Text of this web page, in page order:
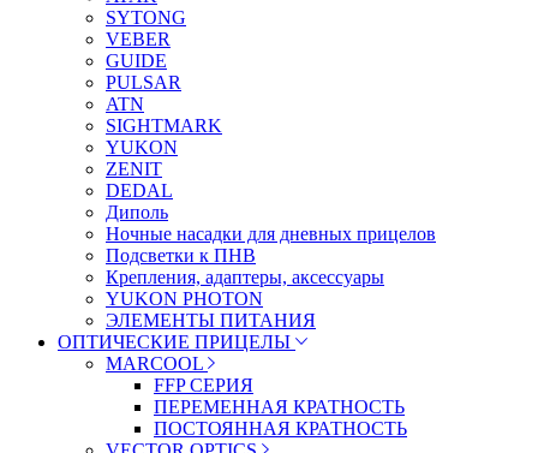
SYTONG
VEBER
GUIDE
PULSAR
ATN
SIGHTMARK
YUKON
ZENIT
DEDAL
Диполь
Ночные насадки для дневных прицелов
Подсветки к ПНВ
Крепления, адаптеры, аксессуары
YUKON PHOTON
ЭЛЕМЕНТЫ ПИТАНИЯ
ОПТИЧЕСКИЕ ПРИЦЕЛЫ
MARCOOL
FFP СЕРИЯ
ПЕРЕМЕННАЯ КРАТНОСТЬ
ПОСТОЯННАЯ КРАТНОСТЬ